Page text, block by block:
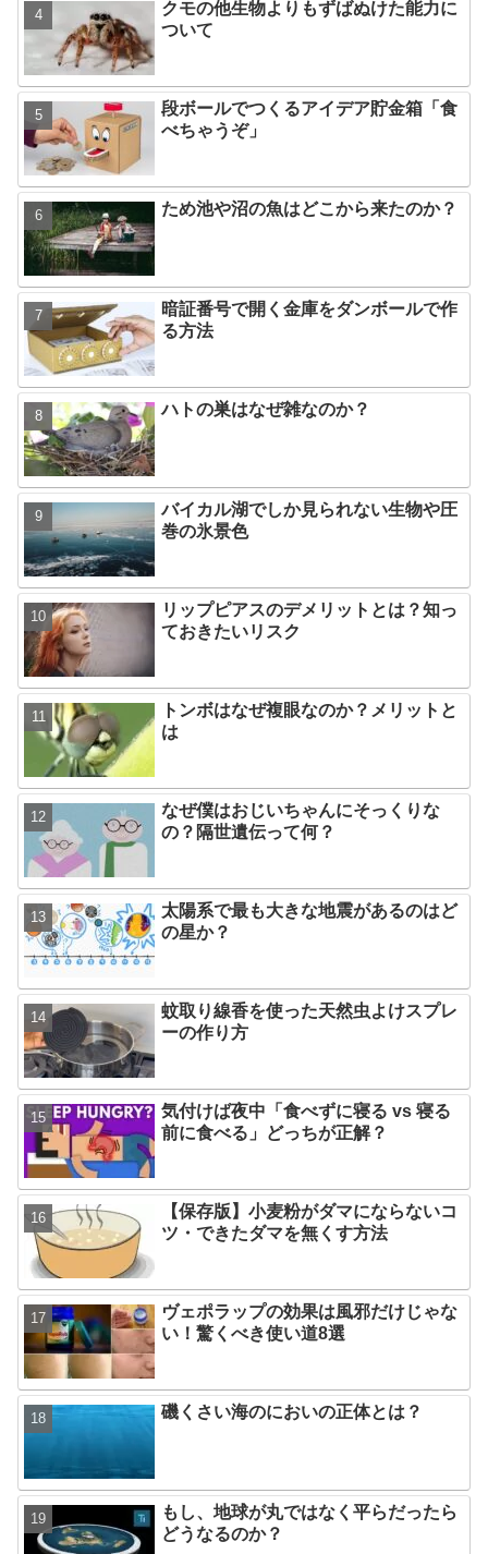
クモの他生物よりもずばぬけた能力に
ついて
段ボールでつくるアイデア貯金箱「食
べちゃうぞ」
ため池や沼の魚はどこから来たのか？
暗証番号で開く金庫をダンボールで作
る方法
ハトの巣はなぜ雑なのか？
バイカル湖でしか見られない生物や圧
巻の氷景色
リップピアスのデメリットとは？知っ
ておきたいリスク
トンボはなぜ複眼なのか？メリットと
は
なぜ僕はおじいちゃんにそっくりな
の？隔世遺伝って何？
太陽系で最も大きな地震があるのはど
の星か？
蚊取り線香を使った天然虫よけスプレ
ーの作り方
気付けば夜中「食べずに寝る vs 寝る
前に食べる」どっちが正解？
【保存版】小麦粉がダマにならないコ
ツ・できたダマを無くす方法
ヴェポラップの効果は風邪だけじゃな
い！驚くべき使い道8選
磯くさい海のにおいの正体とは？
もし、地球が丸ではなく平らだったら
どうなるのか？